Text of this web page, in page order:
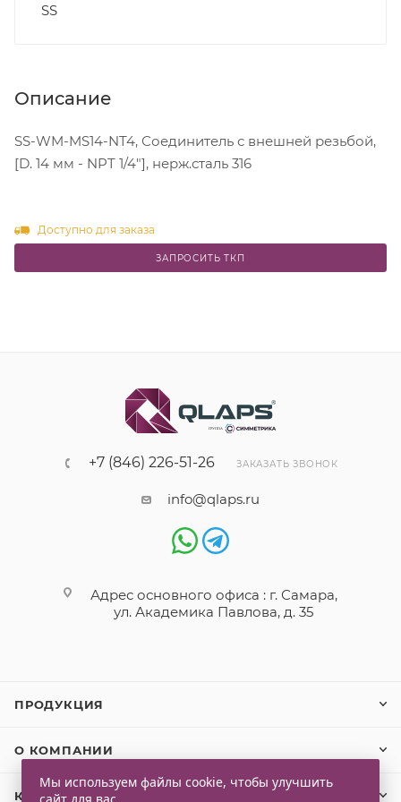
SS
Описание
SS-WM-MS14-NT4, Соединитель с внешней резьбой,
[D. 14 мм - NPT 1/4"], нерж.сталь 316
Доступно для заказа
ЗАПРОСИТЬ ТКП
+7 (846) 226-51-26 ЗАКАЗАТЬ ЗВОНОК
info@qlaps.ru
Адрес основного офиса : г. Самара,
ул. Академика Павлова, д. 35
ПРОДУКЦИЯ
О КОМПАНИИ
КЛИЕНТАМ
Мы используем файлы cookie, чтобы улучшить